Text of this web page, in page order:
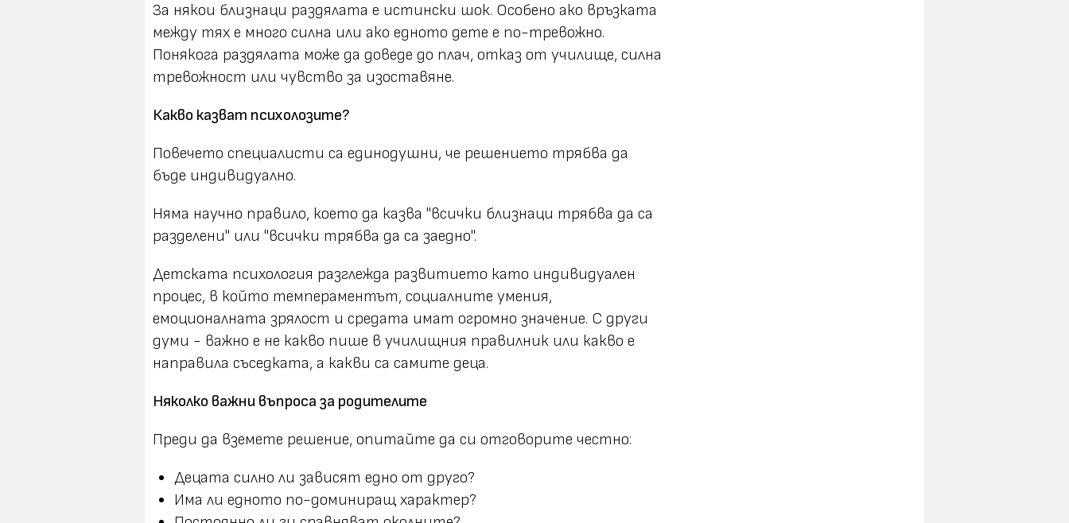
За някои близнаци раздялата е истински шок. Особено ако връзката
между тях е много силна или ако едното дете е по-тревожно.
Понякога раздялата може да доведе до плач, отказ от училище, силна
тревожност или чувство за изоставяне.
Какво казват психолозите?
Повечето специалисти са единодушни, че решението трябва да
бъде индивидуално.
Няма научно правило, което да казва "всички близнаци трябва да са
разделени" или "всички трябва да са заедно".
Детската психология разглежда развитието като индивидуален
процес, в който темпераментът, социалните умения,
емоционалната зрялост и средата имат огромно значение. С други
думи - важно е не какво пише в училищния правилник или какво е
направила съседката, а какви са самите деца.
Няколко важни въпроса за родителите
Преди да вземете решение, опитайте да си отговорите честно:
Децата силно ли зависят едно от друго?
Има ли едното по-доминиращ характер?